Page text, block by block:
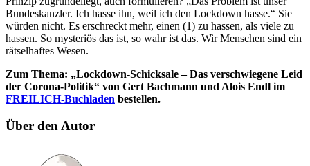
Bundeskanzler. Ich hasse ihn, weil ich den Lockdown hasse.“ Sie
würden nicht. Es erschreckt mehr, einen (1) zu hassen, als viele zu
hassen. So mysteriös das ist, so wahr ist das. Wir Menschen sind ein
rätselhaftes Wesen.
Zum Thema: „Lockdown-Schicksale – Das verschwiegene Leid
der Corona-Politik“ von Gert Bachmann und Alois Endl im
FREILICH-Buchladen bestellen.
Über den Autor